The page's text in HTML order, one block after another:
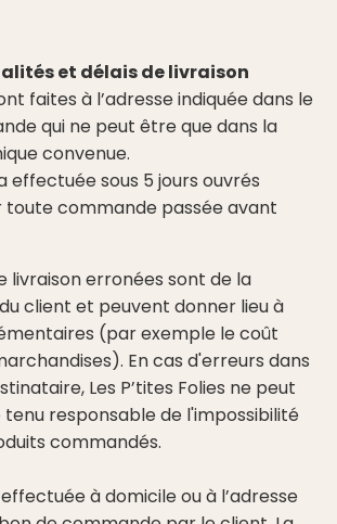
et délais de livraison
faites à l’adresse indiquée dans le
qui ne peut être que dans la
convenue.
effectuée sous 5 jours ouvrés
toute commande passée avant
livraison erronées sont de la
client et peuvent donner lieu à
(par exemple le coût
En cas d'erreurs dans
Les P’tites Folies ne peut
responsable de l'impossibilité
commandés.
à domicile ou à l’adresse